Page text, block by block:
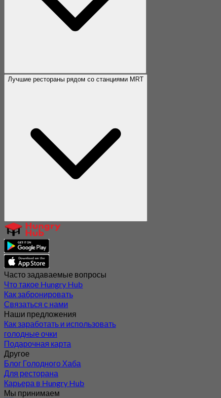
Лучшие рестораны рядом со станциями MRT
Часто задаваемые вопросы
Что такое Hungry Hub
Как забронировать
Связаться с нами
Наши предложения
Как заработать и использовать
голодные очки
Подарочная карта
Другое
Блог Голодного Хаба
Для ресторана
Карьера в Hungry Hub
Мы принимаем